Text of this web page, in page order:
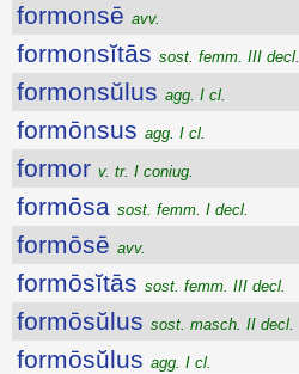
formonsē avv.
formonsĭtās sost. femm. III decl.
formonsŭlus agg. I cl.
formōnsus agg. I cl.
formor v. tr. I coniug.
formōsa sost. femm. I decl.
formōsē avv.
formōsĭtās sost. femm. III decl.
formōsŭlus sost. masch. II decl.
formōsŭlus agg. I cl.